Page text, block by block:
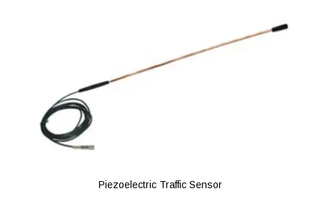
Piezoelectric Traffic Sensor